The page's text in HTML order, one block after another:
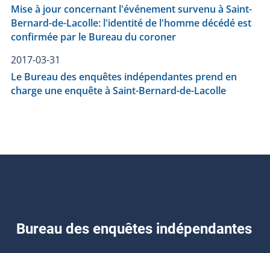
Mise à jour concernant l'événement survenu à Saint-
Bernard-de-Lacolle: l'identité de l'homme décédé est
confirmée par le Bureau du coroner
2017-03-31
Le Bureau des enquêtes indépendantes prend en
charge une enquête à Saint-Bernard-de-Lacolle
Bureau des enquêtes indépendantes